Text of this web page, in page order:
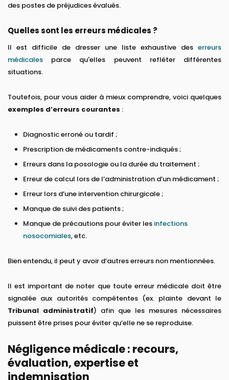
des postes de préjudices évalués.
Quelles sont les erreurs médicales ?
Il est difficile de dresser une liste exhaustive des erreurs
médicales parce qu'elles peuvent refléter différentes
situations.
Toutefois, pour vous aider à mieux comprendre, voici quelques
exemples d’erreurs courantes :
Diagnostic erroné ou tardif ;
Prescription de médicaments contre-indiqués ;
Erreurs dans la posologie ou la durée du traitement ;
Erreur de calcul lors de l’administration d’un médicament ;
Erreur lors d’une intervention chirurgicale ;
Manque de suivi des patients ;
Manque de précautions pour éviter les infections
nosocomiales, etc.
Bien entendu, il peut y avoir d’autres erreurs non mentionnées.
Il est important de noter que toute erreur médicale doit être
signalée aux autorités compétentes (ex. plainte devant le
Tribunal administratif) afin que les mesures nécessaires
puissent être prises pour éviter qu’elle ne se reproduise.
Négligence médicale : recours,
évaluation, expertise et
indemnisation